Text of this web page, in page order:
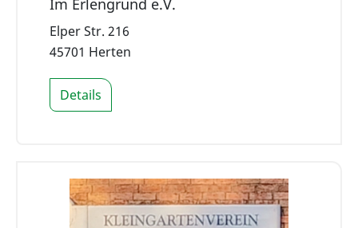
Im Erlengrund e.V.
Elper Str. 216
45701 Herten
Details